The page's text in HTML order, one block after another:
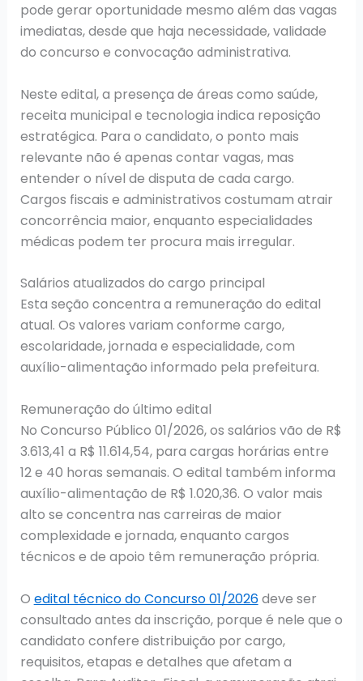
pode gerar oportunidade mesmo além das vagas
imediatas, desde que haja necessidade, validade
do concurso e convocação administrativa.
Neste edital, a presença de áreas como saúde,
receita municipal e tecnologia indica reposição
estratégica. Para o candidato, o ponto mais
relevante não é apenas contar vagas, mas
entender o nível de disputa de cada cargo.
Cargos fiscais e administrativos costumam atrair
concorrência maior, enquanto especialidades
médicas podem ter procura mais irregular.
Salários atualizados do cargo principal
Esta seção concentra a remuneração do edital
atual. Os valores variam conforme cargo,
escolaridade, jornada e especialidade, com
auxílio-alimentação informado pela prefeitura.
Remuneração do último edital
No Concurso Público 01/2026, os salários vão de R$
3.613,41 a R$ 11.614,54, para cargas horárias entre
12 e 40 horas semanais. O edital também informa
auxílio-alimentação de R$ 1.020,36. O valor mais
alto se concentra nas carreiras de maior
complexidade e jornada, enquanto cargos
técnicos e de apoio têm remuneração própria.
O edital técnico do Concurso 01/2026deve ser
consultado antes da inscrição, porque é nele que o
candidato confere distribuição por cargo,
requisitos, etapas e detalhes que afetam a